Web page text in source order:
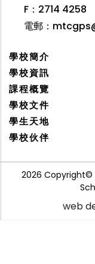
F：2714 4258
電郵：
學校簡介
學校資訊
課程概覽
學校文件
學生天地
學校伙伴
2026 Copyright©
web